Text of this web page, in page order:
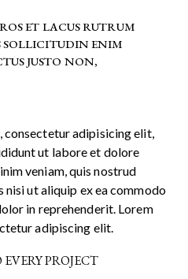
ET LACUS RUTRUM
SOLLICITUDIN ENIM
JUSTO NON,
consectetur adipisicing elit,
ut labore et dolore
veniam, quis nostrud
ut aliquip ex ea commodo
in reprehenderit. Lorem
adipiscing elit.
PROJECT